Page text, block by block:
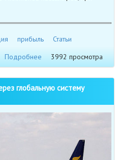
прибыль
Статьи
Подробнее
3992 просмотра
глобальную систему